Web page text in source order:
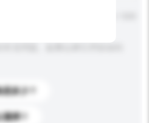
多少？
擇？